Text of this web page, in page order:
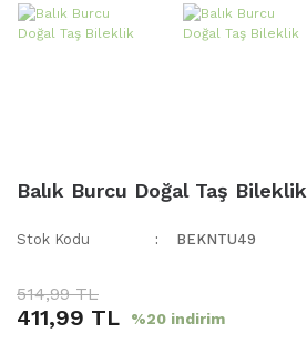
Balık Burcu Doğal Taş Bileklik
Stok Kodu BEKNTU49
514,99 TL
411,99 TL %20 indirim